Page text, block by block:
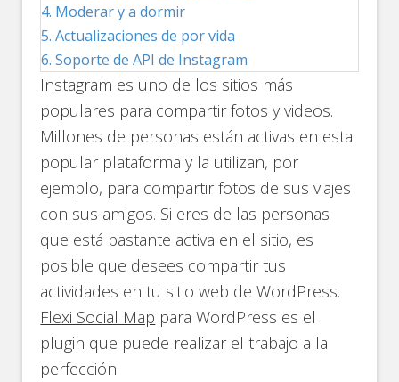
Moderar y a dormir
Actualizaciones de por vida
Soporte de API de Instagram
Instagram es uno de los sitios más
populares para compartir fotos y videos.
Millones de personas están activas en esta
popular plataforma y la utilizan, por
ejemplo, para compartir fotos de sus viajes
con sus amigos. Si eres de las personas
que está bastante activa en el sitio, es
posible que desees compartir tus
actividades en tu sitio web de WordPress.
Flexi Social Map para WordPress es el
plugin que puede realizar el trabajo a la
perfección.